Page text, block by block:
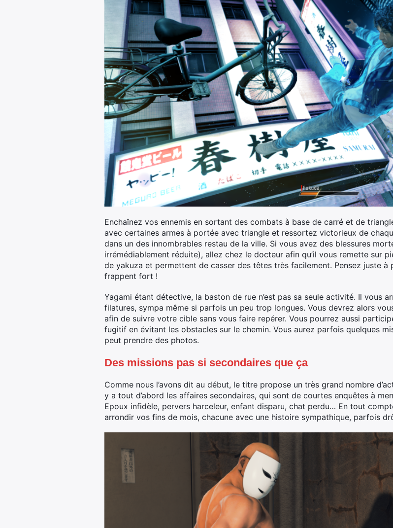
Enchaînez vos ennemis en sortant des combats à base de carré et de
avec certaines armes à portée avec triangle et ressortez victorieux de
dans un des innombrables restau de la ville. Si vous avez des blessures
irrémédiablement réduite), allez chez le docteur afin qu’il vous remette sur
de yakuza et permettent de casser des têtes très facilement. Pensez juste à
frappent fort !
Yagami étant détective, la baston de rue n’est pas sa seule activité. Il vous
filatures, sympa même si parfois un peu trop longues. Vous devrez alors
afin de suivre votre cible sans vous faire repérer. Vous pourrez aussi
fugitif en évitant les obstacles sur le chemin. Vous aurez parfois quelques
peut prendre des photos.
Des missions pas si secondaires que ça
Comme nous l’avons dit au début, le titre propose un très grand nombre
y a tout d’abord les affaires secondaires, qui sont de courtes enquêtes à
Epoux infidèle, pervers harceleur, enfant disparu, chat perdu… En tout
arrondir vos fins de mois, chacune avec une histoire sympathique, parfois